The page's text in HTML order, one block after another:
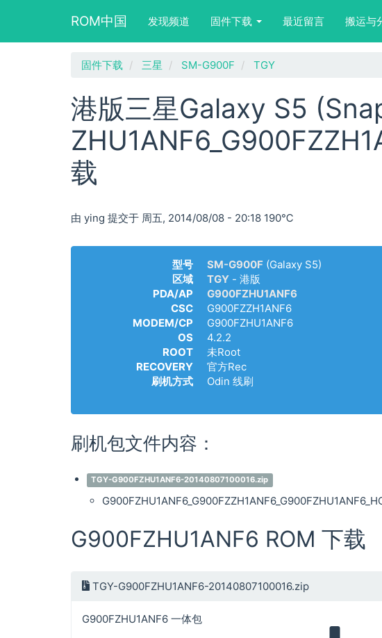
ROM中国
Main
navigation
发现频道 固件下载 最近留言 搬运与
User
account
menu
Search
form
block
固件下载 三星 SM-G900F TGY
港版三星Galaxy S5
载
由 ying 提交于 周五, 2014/08/08 - 20:18 190℃
型号 SM-G900F (Galaxy S5)
区域
TGY - 港版
PDA/AP
G900FZHU1ANF6
CSC
G900FZZH1ANF6
MODEM/CP
G900FZHU1ANF6
OS
4.2.2
ROOT
未Root
RECOVERY
官方Rec
刷机方式
Odin 线刷
刷机包文件内容：
TGY-G900FZHU1ANF6-20140807100016.zip
G900FZHU1ANF6 ROM 下载
TGY-G900FZHU1ANF6-20140807100016.zip
G900FZHU1ANF6 一体包